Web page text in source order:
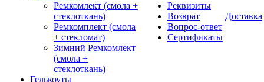
Ремкомлект (смола +
стеклоткань)
Ремкомплект (смола
+ стекломат)
Зимний Ремкомлект
(смола +
стеклоткань)
Гелькоуты
Реквизиты
Возврат
Вопрос-ответ
Сертификаты
Доставка